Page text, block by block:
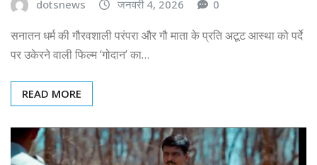
dotsnews जनवरी 4, 2026 0
सनातन धर्म की गौरवशाली परंपरा और गौ माता के प्रति अटूट आस्था को पर्दे
पर उकेरने वाली फिल्म ‘गोदान’ का…
READ MORE